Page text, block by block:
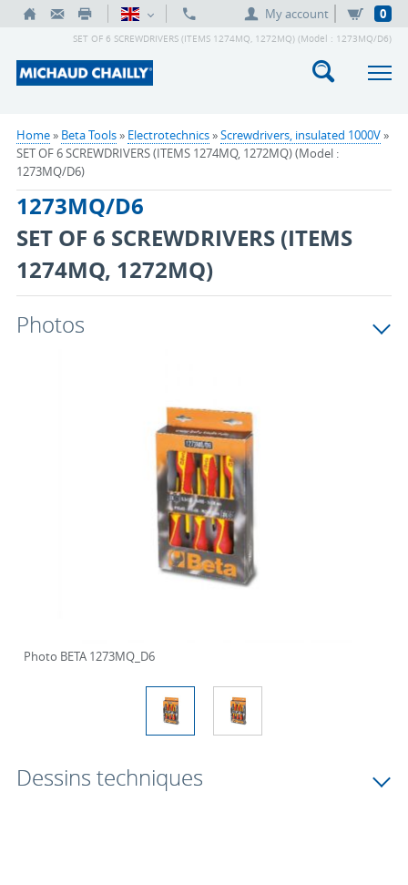
My account 0
SET OF 6 SCREWDRIVERS (ITEMS 1274MQ, 1272MQ) (Model : 1273MQ/D6)
Home» Beta Tools» Electrotechnics»Screwdrivers, insulated 1000V»
SET OF 6 SCREWDRIVERS (ITEMS 1274MQ, 1272MQ) (Model :
1273MQ/D6)
1273MQ/D6
SET OF 6 SCREWDRIVERS (ITEMS
1274MQ, 1272MQ)
Photos
Photo BETA 1273MQ_D6
Dessins techniques